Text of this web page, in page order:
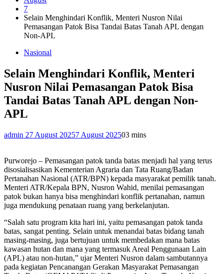
7
Selain Menghindari Konflik, Menteri Nusron Nilai
Pemasangan Patok Bisa Tandai Batas Tanah APL dengan
Non-APL
Nasional
Selain Menghindari Konflik, Menteri
Nusron Nilai Pemasangan Patok Bisa
Tandai Batas Tanah APL dengan Non-
APL
admin 27 August 20257 August 202503 mins
Purworejo – Pemasangan patok tanda batas menjadi hal yang terus
disosialisasikan Kementerian Agraria dan Tata Ruang/Badan
Pertanahan Nasional (ATR/BPN) kepada masyarakat pemilik tanah.
Menteri ATR/Kepala BPN, Nusron Wahid, menilai pemasangan
patok bukan hanya bisa menghindari konflik pertanahan, namun
juga mendukung penataan ruang yang berkelanjutan.
“Salah satu program kita hari ini, yaitu pemasangan patok tanda
batas, sangat penting. Selain untuk menandai batas bidang tanah
masing-masing, juga bertujuan untuk membedakan mana batas
kawasan hutan dan mana yang termasuk Areal Penggunaan Lain
(APL) atau non-hutan,” ujar Menteri Nusron dalam sambutannya
pada kegiatan Pencanangan Gerakan Masyarakat Pemasangan